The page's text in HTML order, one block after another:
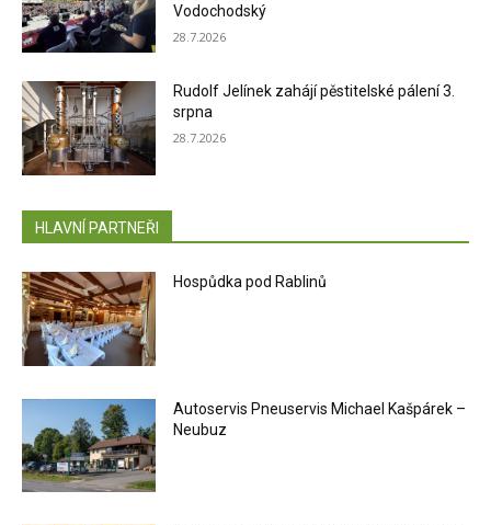
Vodochodský
28.7.2026
Rudolf Jelínek zahájí pěstitelské pálení 3.
srpna
28.7.2026
HLAVNÍ PARTNEŘI
Hospůdka pod Rablinů
Autoservis Pneuservis Michael Kašpárek –
Neubuz